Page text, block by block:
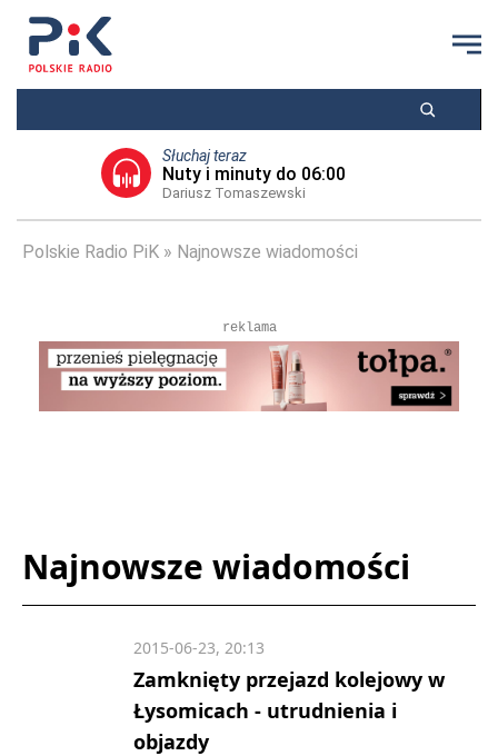
Słuchaj teraz
Nuty i minuty do 06:00
Dariusz Tomaszewski
Polskie Radio PiK Najnowsze wiadomości
reklama
Najnowsze wiadomości
Zamknięty przejazd kolejowy w
Łysomicach - utrudnienia i
objazdy
2015-06-23, 20:13